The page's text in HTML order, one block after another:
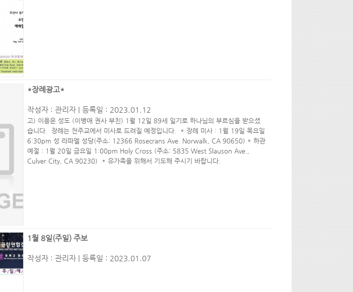
*장례광고*
작성자 : 관리자| 등록일 : 2023.01.12
고) 이용운 성도 (이병애 권사 부친) 1월 12일 89세 일기로 하나님의 부르심을 받으셨
습니다. 장례는 천주교에서 미사로 드려질 예정입니다. * 장례 미사 : 1월 19일 목요일
6:30pm 성 라파엘 성당(주소: 12366 Rosecrans Ave. Norwalk, CA 90650) * 하관
예절 : 1월 20일 금요일 1:00pm Holy Cross (주소: 5835 West Slauson Ave.,
Culver City, CA 90230) * 유가족을 위해서 기도해 주시기 바랍니다.
1월 8일(주일) 주보
작성자 : 관리자| 등록일 : 2023.01.07